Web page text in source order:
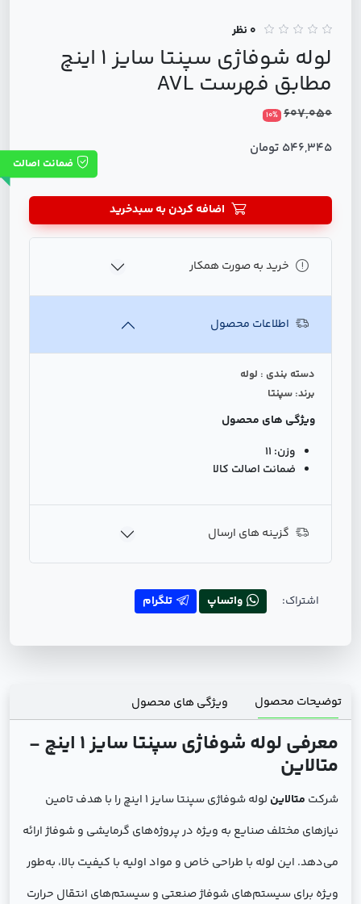
0 نظر
لوله شوفاژی سپنتا سایز 1 اینچ
مطابق فهرست AVL
607,050
10%
546,345 تومان
ضمانت اصالت
اضافه کردن به سبدخرید
خرید به صورت همکار
اطلاعات محصول
دسته بندی : لوله
برند: سپنتا
ویژگی های محصول
وزن: 11
ضمانت اصالت کالا
گزینه های ارسال
اشتراک: واتساپ تلگرام
توضیحات محصول ویژگی های محصول
معرفی لوله شوفاژی سپنتا سایز 1 اینچ -
متالاین
شرکت متالاین
لوله شوفاژی سپنتا سایز 1 اینچ را با هدف تامین
نیازهای مختلف صنایع به ویژه در پروژه‌های گرمایشی و شوفاژ ارائه
می‌دهد. این لوله با طراحی خاص و مواد اولیه با کیفیت بالا، به‌طور
ویژه برای سیستم‌های شوفاژ صنعتی و سیستم‌های انتقال حرارت